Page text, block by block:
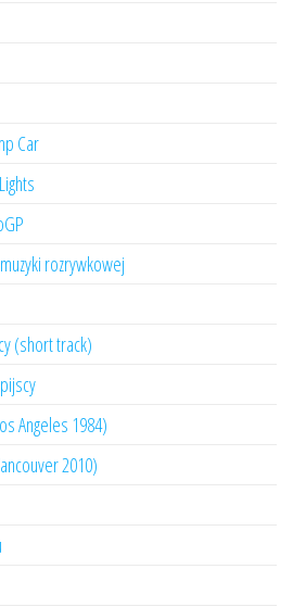
Car
rozrywkowej
(short track)
Angeles 1984)
2010)